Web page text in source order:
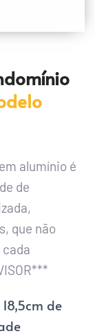
alumínio é
de
que não
de